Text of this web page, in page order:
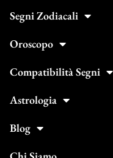
Segni Zodiacali
Oroscopo
Compatibilità Segni
Astrologia
Blog